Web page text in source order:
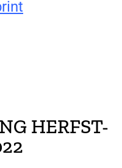
HERFST-